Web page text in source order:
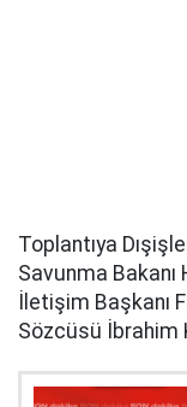
Toplantıya
Savunma Bakanı
İletişim Başkanı
Sözcüsü İbrahim